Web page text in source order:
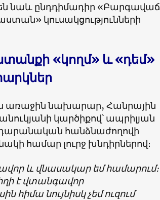
նաև ընդդիմադիր «Բարգավաճ
կուսակցությունների
«կողմ» և «դեմ»
նախարար, Հանրային
կարծիքով՝ ապրիլյան
հանձնաժողովի
համար լուրջ խնդիրներով։
և վնասակար եմ համարում։
է վտանգավոր
հիմա նույնիսկ չեմ ուզում